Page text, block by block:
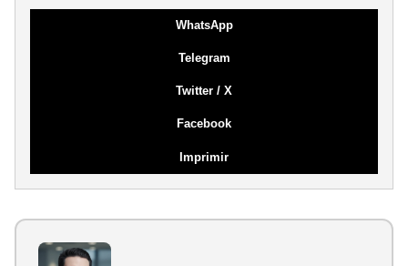
WhatsApp
Telegram
Twitter / X
Facebook
Imprimir